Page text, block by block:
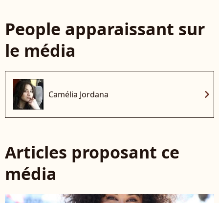
People apparaissant sur
le média
Camélia Jordana chevron_right
Articles proposant ce
média